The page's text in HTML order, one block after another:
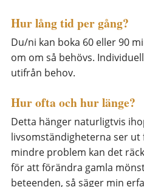
Hur lång tid per gång?
Du/ni kan boka 60 eller 90
om om så behövs.
utifrån behov.
Hur ofta och hur länge?
Detta hänger naturligtvis
livsomständigheterna ser
mindre problem kan det
för att förändra gamla
beteenden, så säger min